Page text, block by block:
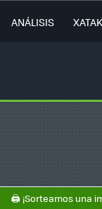
ANÁLISIS
🖨️ ¡Sorteamos una